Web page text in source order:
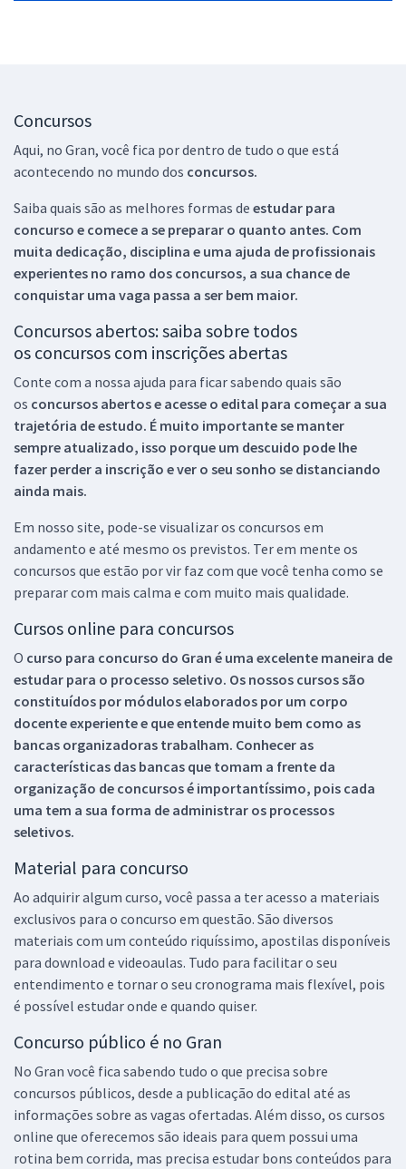
Concursos
Aqui, no Gran, você fica por dentro de tudo o que está
acontecendo no mundo dos concursos.
Saiba quais são as melhores formas de estudar para
concurso e comece a se preparar o quanto antes. Com
muita dedicação, disciplina e uma ajuda de profissionais
experientes no ramo dos concursos, a sua chance de
conquistar uma vaga passa a ser bem maior.
Concursos abertos: saiba sobre todos
os concursos com inscrições abertas
Conte com a nossa ajuda para ficar sabendo quais são
os concursos abertos e acesse o edital para começar a sua
trajetória de estudo. É muito importante se manter
sempre atualizado, isso porque um descuido pode lhe
fazer perder a inscrição e ver o seu sonho se distanciando
ainda mais.
Em nosso site, pode-se visualizar os concursos em
andamento e até mesmo os previstos. Ter em mente os
concursos que estão por vir faz com que você tenha como se
preparar com mais calma e com muito mais qualidade.
Cursos online para concursos
O curso para concurso do Gran é uma excelente maneira de
estudar para o processo seletivo. Os nossos cursos são
constituídos por módulos elaborados por um corpo
docente experiente e que entende muito bem como as
bancas organizadoras trabalham. Conhecer as
características das bancas que tomam a frente da
organização de concursos é importantíssimo, pois cada
uma tem a sua forma de administrar os processos
seletivos.
Material para concurso
Ao adquirir algum curso, você passa a ter acesso a materiais
exclusivos para o concurso em questão. São diversos
materiais com um conteúdo riquíssimo, apostilas disponíveis
para download e videoaulas. Tudo para facilitar o seu
entendimento e tornar o seu cronograma mais flexível, pois
é possível estudar onde e quando quiser.
Concurso público é no Gran
No Gran você fica sabendo tudo o que precisa sobre
concursos públicos, desde a publicação do edital até as
informações sobre as vagas ofertadas. Além disso, os cursos
online que oferecemos são ideais para quem possui uma
rotina bem corrida, mas precisa estudar bons conteúdos para